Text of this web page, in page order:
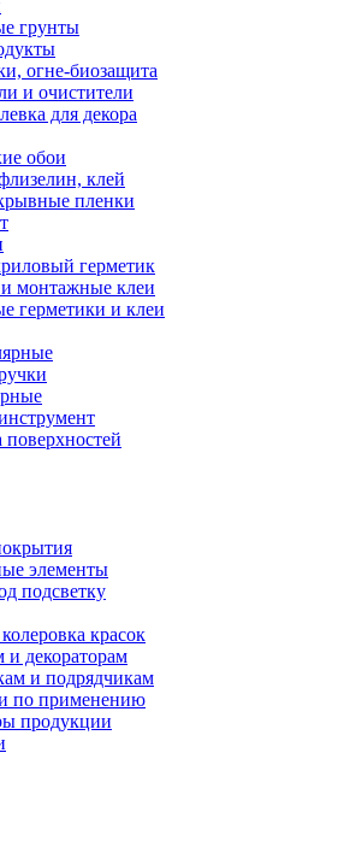
грунты
огне-биозащита
и очистители
для декора
обои
клей
пленки
герметик
монтажные клеи
герметики и клеи
поверхностей
элементы
подсветку
красок
и декораторам
и подрядчикам
по применению
продукции